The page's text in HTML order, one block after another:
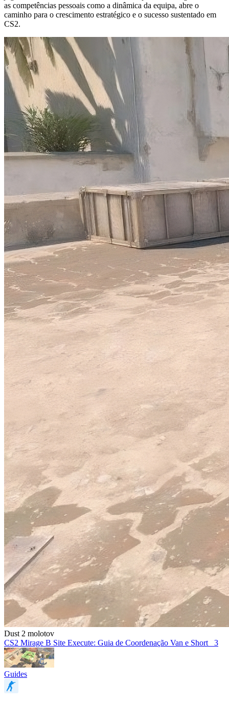
as competências pessoais como a dinâmica da equipa, abre o
caminho para o crescimento estratégico e o sucesso sustentado em
CS2.
Dust 2 molotov
CS2 Mirage B Site Execute: Guia de Coordenação Van e Short 3
Guides